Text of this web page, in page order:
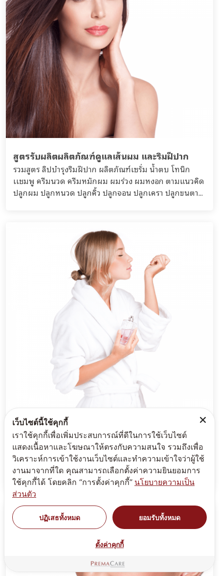
สูตรรับผลิตผลิตภัณฑ์ดูแลเส้นผม และริมฝีปาก
รวมสูตร ลิปบำรุงริมฝีปาก ผลิตภัณฑ์เซรั่ม น้ำตบ โทนิก
เเชมพู ครีมนวด ครีมหมักผม ผมร่วง ผมหงอก ตามแนวคิด
ปลูกผม ปลูกหนวด ปลูกคิ้ว ปลูกจอน ปลูกเครา ปลูกขนตา...
สูตรรับผลิตน้ำหอม(Perfume)
รวมสูตรน้ำหอม Perfume - บริษัทพรีมา แคร์ โรงงานรับ
ผลิตครีม เวชสำอาง เครื่องสำอาง อาหารเสริม
เว็บไซต์นี้ใช้คุกกี้
เราใช้คุกกี้เพื่อเพิ่มประสบการณ์ที่ดีในการใช้เว็บไซต์
แสดงเนื้อหาและโฆษณาให้ตรงกับความสนใจ รวมถึงเพื่อ
วิเคราะห์การเข้าใช้งานเว็บไซต์และทำความเข้าใจว่าผู้ใช้
งานมาจากที่ใด คุณสามารถเลือกตั้งค่าความยินยอมการ
ใช้คุกกี้ได้ โดยคลิก “การตั้งค่าคุกกี้” นโยบายความเป็น
ส่วนตัว
ปฏิเสธทั้งหมด ยอมรับทั้งหมด
ตั้งค่าคุกกี้